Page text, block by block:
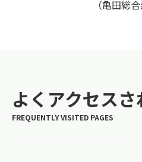
（亀田総
よくアクセス